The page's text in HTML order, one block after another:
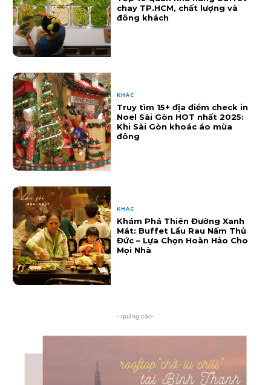
chay TP.HCM, chất lượng và
đông khách
KHÁC
Truy tìm 15+ địa điểm check in
Noel Sài Gòn HOT nhất 2025:
Khi Sài Gòn khoác áo mùa
đông
KHÁC
Khám Phá Thiên Đường Xanh
Mát: Buffet Lẩu Rau Nấm Thủ
Đức – Lựa Chọn Hoàn Hảo Cho
Mọi Nhà
- quảng cáo-